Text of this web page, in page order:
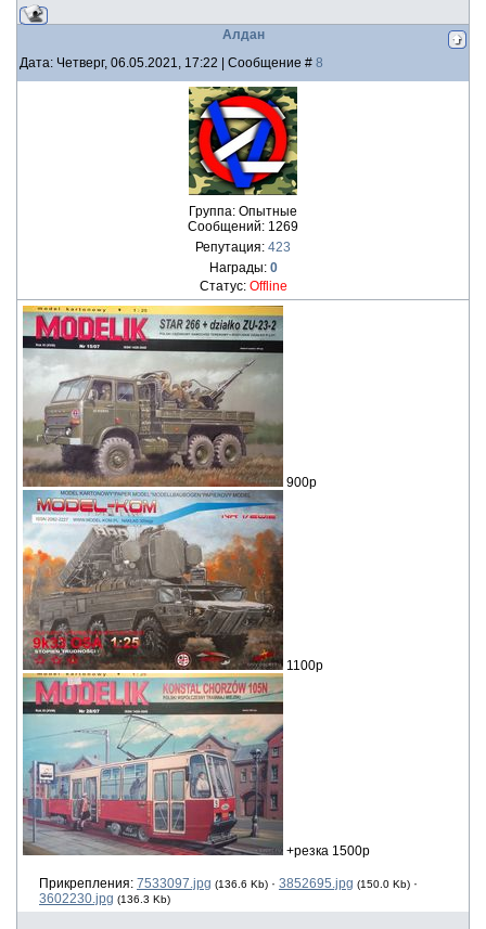
Алдан
Дата: Четверг, 06.05.2021, 17:22 | Сообщение # 8
Группа: Опытные
Сообщений: 1269
Репутация: 423
Награды: 0
Статус: Offline
900р
1100р
+резка 1500р
Прикрепления: 7533097.jpg (136.6 Kb) · 3852695.jpg (150.0 Kb) ·
3602230.jpg (136.3 Kb)